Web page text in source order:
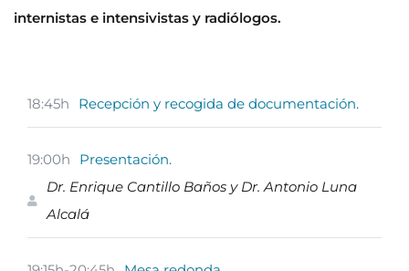
internistas e intensivistas y radiólogos.
18:45h Recepción y recogida de documentación.
19:00h
Presentación.
Dr. Enrique Cantillo Baños y Dr. Antonio Luna
Alcalá